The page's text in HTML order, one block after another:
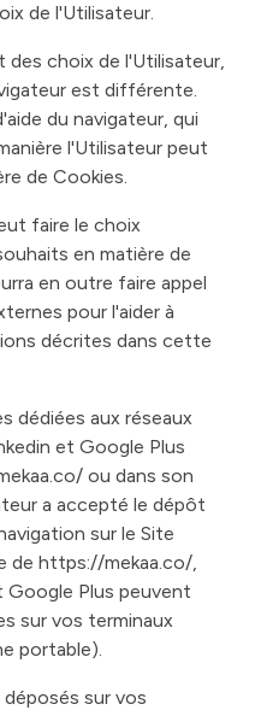
de l'Utilisateur.
des choix de l'Utilisateur,
est différente.
du navigateur, qui
l'Utilisateur peut
de Cookies.
faire le choix
en matière de
en outre faire appel
pour l'aider à
décrites dans cette
dédiées aux réseaux
et Google Plus
ou dans son
a accepté le dépôt
sur le Site
de https://mekaa.co/,
Google Plus peuvent
sur vos terminaux
portable).
sur vos